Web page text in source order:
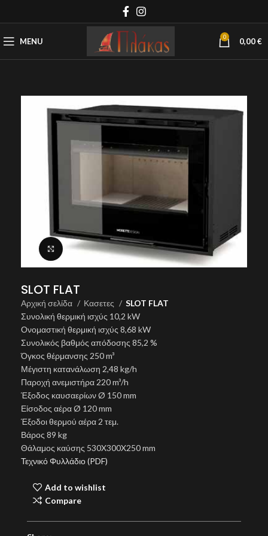
MENU 0 0,00€
Click to enlarge
SLOT FLAT
Αρχική σελίδα Κασετες
SLOT FLAT
Συνολική θερμική ισχύς 10,2 kW
Ονομαστική θερμική ισχύς 8,68 kW
Συνολικός βαθμός απόδοσης 85,2 %
Όγκος θέρμανσης 250 m³
Μέγιστη κατανάλωση 2,48 kg/h
Παροχή ανεμιστήρα 220 m³/h
Έξοδος καυσαερίων Ø 150 mm
Είσοδος αέρα Ø 120 mm
Έξοδοι θερμού αέρα 2 τεμ.
Βάρος 89 kg
Θάλαμος καύσης 530X300X250 mm
Τεχνικό Φυλλάδιο (PDF)
Add to wishlist
Compare